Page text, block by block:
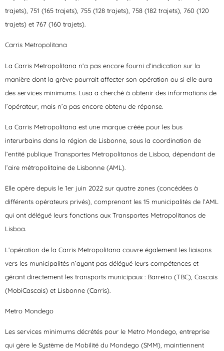
trajets), 751 (165 trajets), 755 (128 trajets), 758 (182 trajets), 760 (120
trajets) et 767 (160 trajets).
Carris Metropolitana
La Carris Metropolitana n’a pas encore fourni d’indication sur la
manière dont la grève pourrait affecter son opération ou si elle aura
des services minimums. Lusa a cherché à obtenir des informations de
l’opérateur, mais n’a pas encore obtenu de réponse.
La Carris Metropolitana est une marque créée pour les bus
interurbains dans la région de Lisbonne, sous la coordination de
l’entité publique Transportes Metropolitanos de Lisboa, dépendant de
l’aire métropolitaine de Lisbonne (AML).
Elle opère depuis le 1er juin 2022 sur quatre zones (concédées à
différents opérateurs privés), comprenant les 15 municipalités de l’AML
qui ont délégué leurs fonctions aux Transportes Metropolitanos de
Lisboa.
L’opération de la Carris Metropolitana couvre également les liaisons
vers les municipalités n’ayant pas délégué leurs compétences et
gérant directement les transports municipaux : Barreiro (TBC), Cascais
(MobiCascais) et Lisbonne (Carris).
Metro Mondego
Les services minimums décrétés pour le Metro Mondego, entreprise
qui gère le Système de Mobilité du Mondego (SMM), maintiennent